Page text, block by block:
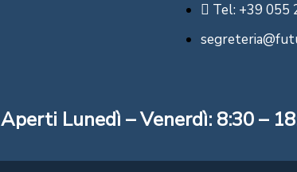
Tel: +39 055
Aperti Lunedì – Venerdì: 8:30 –